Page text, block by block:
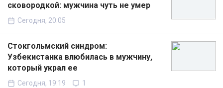
сковородкой: мужчина чуть не умер
Сегодня, 20:05
Стокгольмский синдром:
Узбекистанка влюбилась в мужчину,
который украл ее
Сегодня, 19:19 1